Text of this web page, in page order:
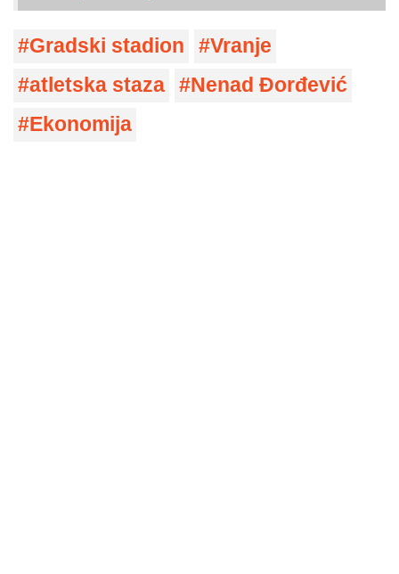
Gradski stadion
Vranje
atletska staza
Nenad Đorđević
Ekonomija